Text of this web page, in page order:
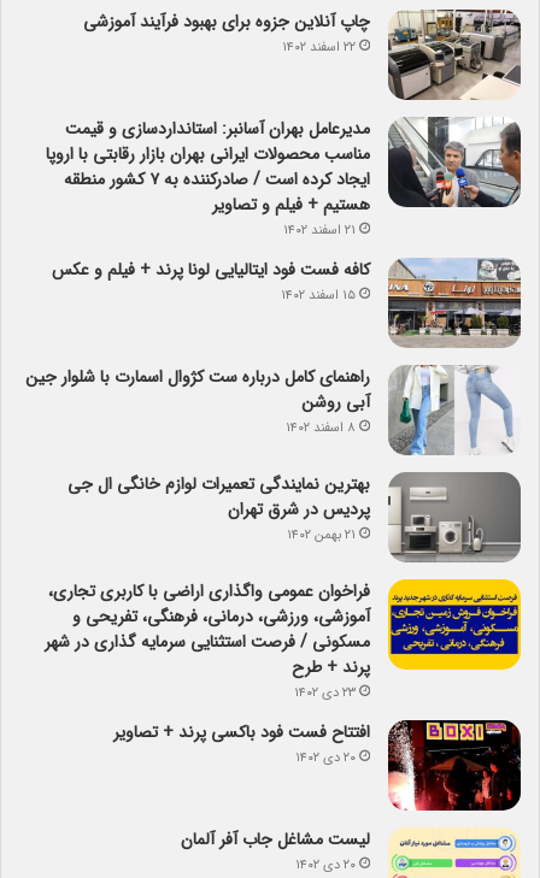
چاپ آنلاین جزوه برای بهبود فرآیند آموزشی
۲۲ اسفند ۱۴۰۲
مدیرعامل بهران آسانبر: استانداردسازی و قیمت
مناسب محصولات ایرانی بهران بازار رقابتی با اروپا
ایجاد کرده است / صادرکننده به ۷ کشور منطقه
هستیم + فیلم و تصاویر
۲۱ اسفند ۱۴۰۲
کافه فست فود ایتالیایی لونا پرند + فیلم و عکس
۱۵ اسفند ۱۴۰۲
راهنمای کامل درباره ست کژوال اسمارت با شلوار جین
آبی روشن
۸ اسفند ۱۴۰۲
بهترین نمایندگی تعمیرات لوازم خانگی ال جی
پردیس در شرق تهران
۲۱ بهمن ۱۴۰۲
فراخوان عمومی واگذاری اراضی با کاربری تجاری،
آموزشی، ورزشی، درمانی، فرهنگی، تفریحی و
مسکونی / فرصت استثنایی سرمایه گذاری در شهر
پرند + طرح
۲۳ دی ۱۴۰۲
افتتاح فست فود باکسی پرند + تصاویر
۲۰ دی ۱۴۰۲
لیست مشاغل جاب آفر آلمان
۲۰ دی ۱۴۰۲